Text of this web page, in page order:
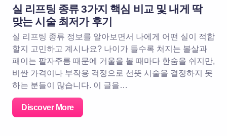
실 리프팅 종류 3가지 핵심 비교 및 내게 딱
맞는 시술 최저가 후기
실 리프팅 종류 정보를 알아보면서 나에게 어떤 실이 적합
할지 고민하고 계시나요? 나이가 들수록 처지는 볼살과
패이는 팔자주름 때문에 거울을 볼 때마다 한숨을 쉬지만,
비싼 가격이나 부작용 걱정으로 선뜻 시술을 결정하지 못
하는 분들이 많습니다. 이 글을…
Discover More